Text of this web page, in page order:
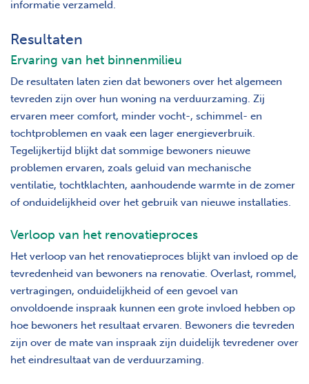
informatie verzameld.
Resultaten
Ervaring van het binnenmilieu
De resultaten laten zien dat bewoners over het algemeen
tevreden zijn over hun woning na verduurzaming. Zij
ervaren meer comfort, minder vocht-, schimmel- en
tochtproblemen en vaak een lager energieverbruik.
Tegelijkertijd blijkt dat sommige bewoners nieuwe
problemen ervaren, zoals geluid van mechanische
ventilatie, tochtklachten, aanhoudende warmte in de zomer
of onduidelijkheid over het gebruik van nieuwe installaties.
Verloop van het renovatieproces
Het verloop van het renovatieproces blijkt van invloed op de
tevredenheid van bewoners na renovatie. Overlast, rommel,
vertragingen, onduidelijkheid of een gevoel van
onvoldoende inspraak kunnen een grote invloed hebben op
hoe bewoners het resultaat ervaren. Bewoners die tevreden
zijn over de mate van inspraak zijn duidelijk tevredener over
het eindresultaat van de verduurzaming.